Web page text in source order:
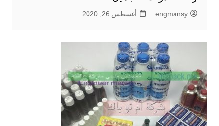
engmansy أغسطس 26, 2020